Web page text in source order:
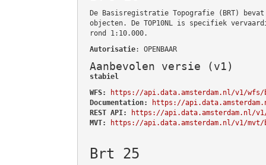
De Basisregistratie Topografie (BRT)
objecten. De TOP10NL is specifiek
rond 1:10.000.
Autorisatie: OPENBAAR
Aanbevolen versie (v1)
stabiel
WFS:
https://api.data.amsterdam.nl/v1/wfs/
Documentation:
https://
REST API:
https://api.data.amsterdam.nl/
MVT:
https://api.data.amsterdam.nl/v1/mvt/
Brt 25